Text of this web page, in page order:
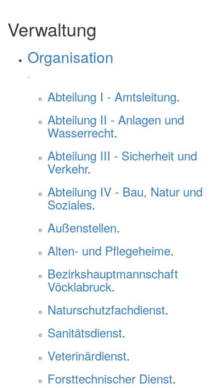
Verwaltung
Organisation
.
Abteilung I - Amtsleitung.
Abteilung II - Anlagen und
Wasserrecht.
Abteilung III - Sicherheit und
Verkehr.
Abteilung IV - Bau, Natur und
Soziales.
Außenstellen.
Alten- und Pflegeheime.
Bezirkshauptmannschaft
Vöcklabruck.
Naturschutzfachdienst.
Sanitätsdienst.
Veterinärdienst.
Forsttechnischer Dienst.